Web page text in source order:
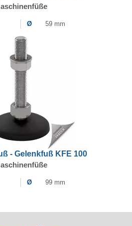
Ø 59 mm
- Gelenkfuß KFE 100
Ø 99 mm